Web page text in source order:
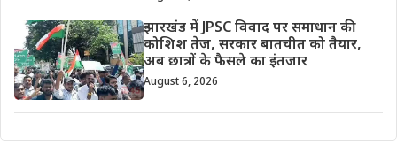
झारखंड में JPSC विवाद पर समाधान की
कोशिश तेज, सरकार बातचीत को तैयार,
अब छात्रों के फैसले का इंतजार
August 6, 2026